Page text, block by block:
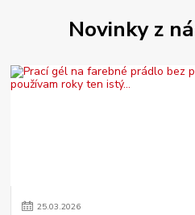
Novinky z
25.03.2026